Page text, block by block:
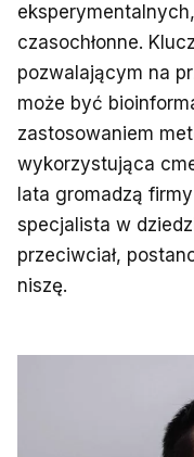
czasochłonne.
pozwalającym na
może być
zastosowaniem
wykorzystująca
lata gromadzą
specjalista w
przeciwciał,
niszę.